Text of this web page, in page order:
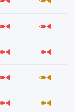
Слабо Средне
Слабо Слабо
Слабо Слабо
Слабо Средне
Слабо Средне